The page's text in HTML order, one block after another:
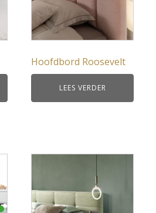
Hoofdbord Roosevelt
LEES VERDER